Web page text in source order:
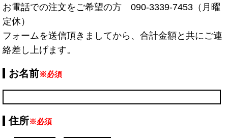
お電話での注文をご希望の方 090-3339-7453（月曜
定休）
フォームを送信頂きましてから、合計金額と共にご連
絡差し上げます。
お名前※必須
住所※必須